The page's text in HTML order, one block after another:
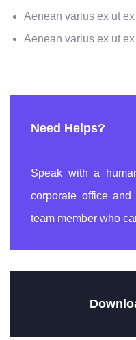
Aenean varius ex ut
Aenean varius ex ut
Need Helps?
Speak with a
corporate office
team member who